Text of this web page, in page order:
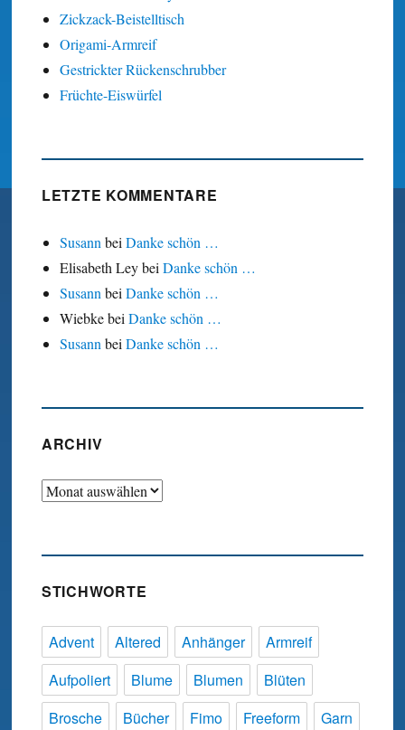
Zickzack-Beistelltisch
Origami-Armreif
Gestrickter Rückenschrubber
Früchte-Eiswürfel
LETZTE KOMMENTARE
SusannbeiDanke schön …
Elisabeth LeybeiDanke schön …
SusannbeiDanke schön …
WiebkebeiDanke schön …
SusannbeiDanke schön …
ARCHIV
Archiv
STICHWORTE
Advent Altered Anhänger
Armreif
Aufpoliert
Blume Blumen
Blüten
Brosche
Bücher Fimo Freeform
Garn